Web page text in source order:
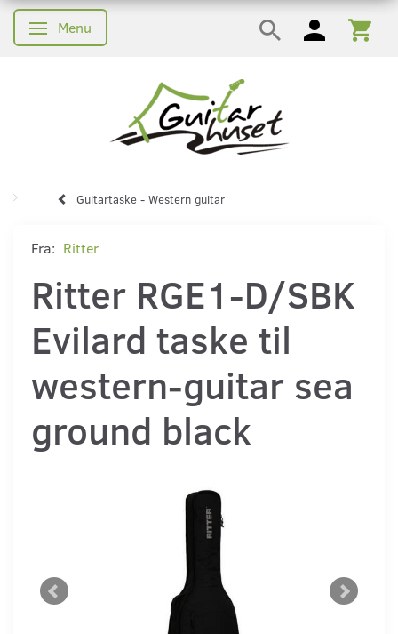
Skifte navigation
Menu
Guitartaske - Western guitar
Fra: Ritter
Ritter RGE1-D/SBK
Evilard taske til
western-guitar sea
ground black